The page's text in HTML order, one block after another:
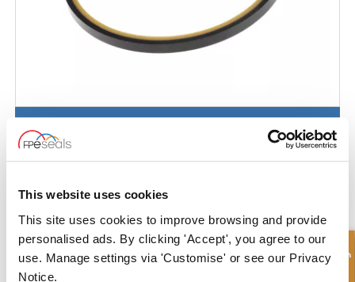
This website uses cookies
This site uses cookies to improve browsing and provide
personalised ads. By clicking 'Accept', you agree to our
use. Manage settings via 'Customise' or see our Privacy
Notice.
Flanschdichtung (SFS)